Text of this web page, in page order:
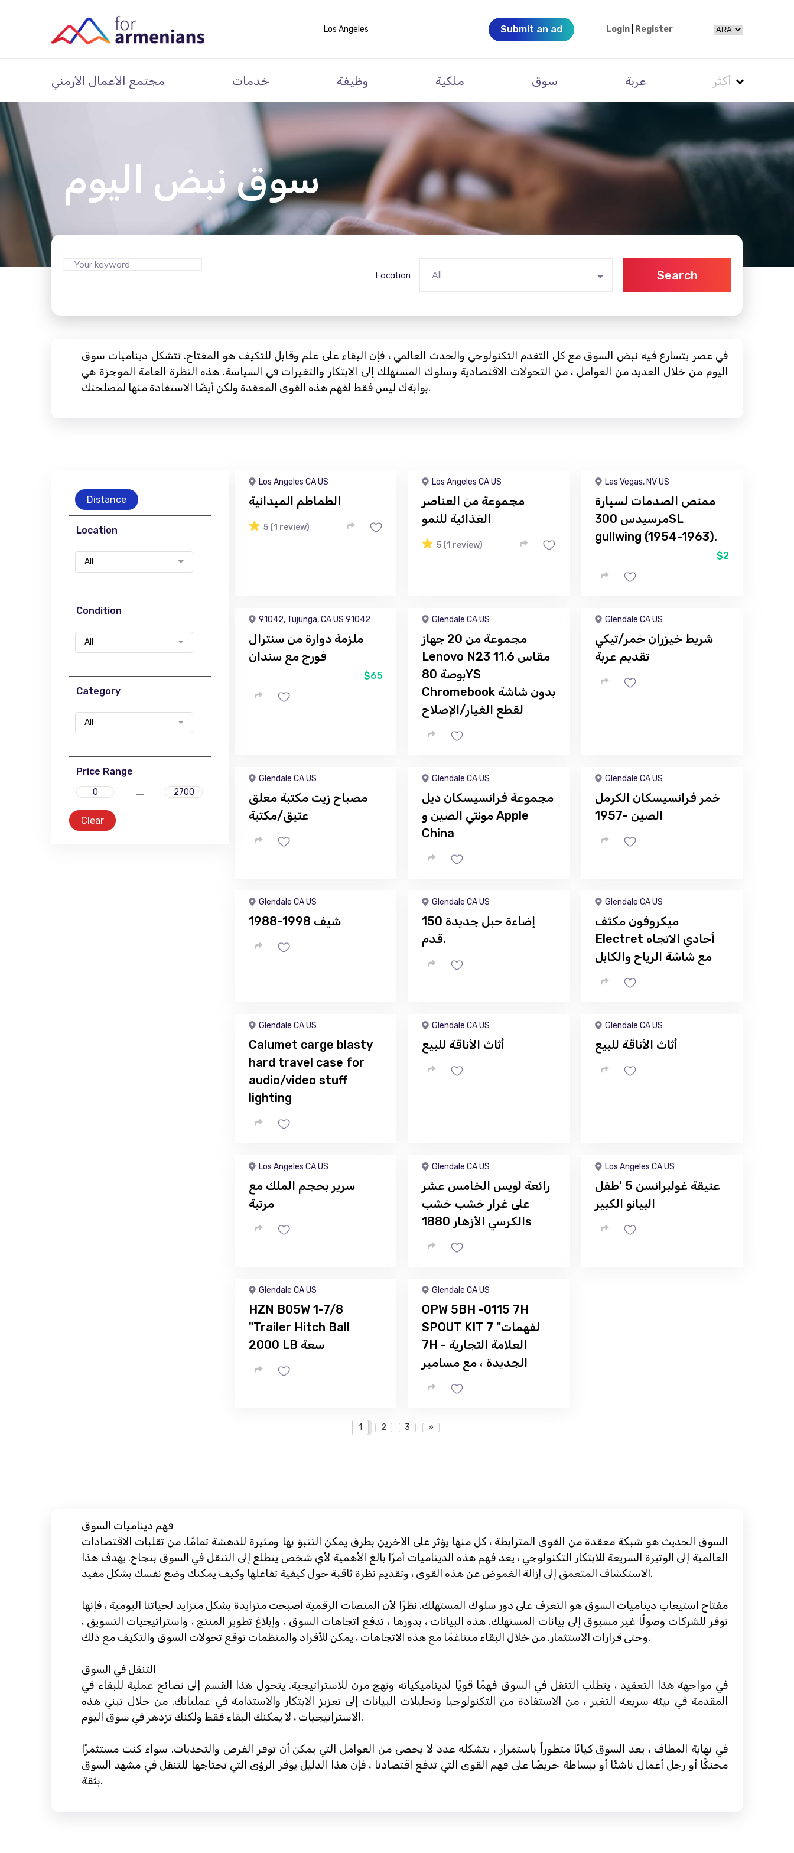
Los Angeles Submit an ad Login Register
مجتمع الأعمال الأرمني خدمات وظيفة ملكية سوق عربة أكثر
سوق نبض اليوم
Location All Search
في عصر يتسارع فيه نبض السوق مع كل التقدم التكنولوجي والحدث العالمي ، فإن البقاء على علم وقابل للتكيف هو المفتاح. تتشكل ديناميات سوق
اليوم من خلال العديد من العوامل ، من التحولات الاقتصادية وسلوك المستهلك إلى الابتكار والتغيرات في السياسة. هذه النظرة العامة الموجزة هي
بوابةك ليس فقط لفهم هذه القوى المعقدة ولكن أيضًا الاستفادة منها لمصلحتك.
Distance
Location
All
Condition
All
Category
All
Price Range
Clear
Los Angeles CA US
الطماطم الميدانية
5 (1 review)
Los Angeles CA US
مجموعة من العناصر
الغذائية للنمو
5 (1 review)
Las Vegas, NV US
ممتص الصدمات لسيارة
مرسيدس 300SL
gullwing (1954-1963).
$2
91042, Tujunga, CA US 91042
ملزمة دوارة من سنترال
فورج مع سندان
$65
Glendale CA US
مجموعة من 20 جهاز
Lenovo N23 مقاس 11.6
بوصة 80YS
Chromebook بدون شاشة
لقطع الغيار/الإصلاح
Glendale CA US
شريط خيزران خمر/تيكي
تقديم عربة
Glendale CA US
مصباح زيت مكتبة معلق
عتيق/مكتبة
Glendale CA US
مجموعة فرانسيسكان ديل
مونتي الصين و Apple
China
Glendale CA US
خمر فرانسيسكان الكرمل
الصين -1957
Glendale CA US
1988-1998 شيف
Glendale CA US
إضاءة حبل جديدة 150
قدم.
Glendale CA US
ميكروفون مكثف
Electret أحادي الاتجاه
مع شاشة الرياح والكابل
Glendale CA US
Calumet carge blasty
hard travel case for
audio/video stuff
lighting
Glendale CA US
أثاث الأناقة للبيع
Glendale CA US
أثاث الأناقة للبيع
Los Angeles CA US
سرير بحجم الملك مع
مرتبة
Glendale CA US
رائعة لويس الخامس عشر
على غرار خشب خشب
الكرسي الأزهار 1880s
Los Angeles CA US
عتيقة غولبرانسن 5 'طفل
البيانو الكبير
Glendale CA US
HZN B05W 1-7/8
"Trailer Hitch Ball
2000 LB سعة
Glendale CA US
OPW 5BH -0115 7H
SPOUT KIT 7 "لفهمات
7H - العلامة التجارية
الجديدة ، مع مسامير
1 2 3 »
فهم ديناميات السوق
السوق الحديث هو شبكة معقدة من القوى المترابطة ، كل منها يؤثر على الآخرين بطرق يمكن التنبؤ بها ومثيرة للدهشة تمامًا. من تقلبات الاقتصادات
العالمية إلى الوتيرة السريعة للابتكار التكنولوجي ، يعد فهم هذه الديناميات أمرًا بالغ الأهمية لأي شخص يتطلع إلى التنقل في السوق بنجاح. يهدف هذا
الاستكشاف المتعمق إلى إزالة الغموض عن هذه القوى ، وتقديم نظرة ثاقبة حول كيفية تفاعلها وكيف يمكنك وضع نفسك بشكل مفيد.
مفتاح استيعاب ديناميات السوق هو التعرف على دور سلوك المستهلك. نظرًا لأن المنصات الرقمية أصبحت متزايدة بشكل متزايد لحياتنا اليومية ، فإنها
توفر للشركات وصولًا غير مسبوق إلى بيانات المستهلك. هذه البيانات ، بدورها ، تدفع اتجاهات السوق ، وإبلاغ تطوير المنتج ، واستراتيجيات التسويق ،
وحتى قرارات الاستثمار. من خلال البقاء متناغمًا مع هذه الاتجاهات ، يمكن للأفراد والمنظمات توقع تحولات السوق والتكيف مع ذلك.
التنقل في السوق
في مواجهة هذا التعقيد ، يتطلب التنقل في السوق فهمًا قويًا لديناميكياته ونهج مرن للاستراتيجية. يتحول هذا القسم إلى نصائح عملية للبقاء في
المقدمة في بيئة سريعة التغير ، من الاستفادة من التكنولوجيا وتحليلات البيانات إلى تعزيز الابتكار والاستدامة في عملياتك. من خلال تبني هذه
الاستراتيجيات ، لا يمكنك البقاء فقط ولكنك تزدهر في سوق اليوم.
في نهاية المطاف ، يعد السوق كيانًا متطوراً باستمرار ، يتشكله عدد لا يحصى من العوامل التي يمكن أن توفر الفرص والتحديات. سواء كنت مستثمرًا
محنكًا أو رجل أعمال ناشئًا أو ببساطة حريصًا على فهم القوى التي تدفع اقتصادنا ، فإن هذا الدليل يوفر الرؤى التي تحتاجها للتنقل في مشهد السوق
بثقة.